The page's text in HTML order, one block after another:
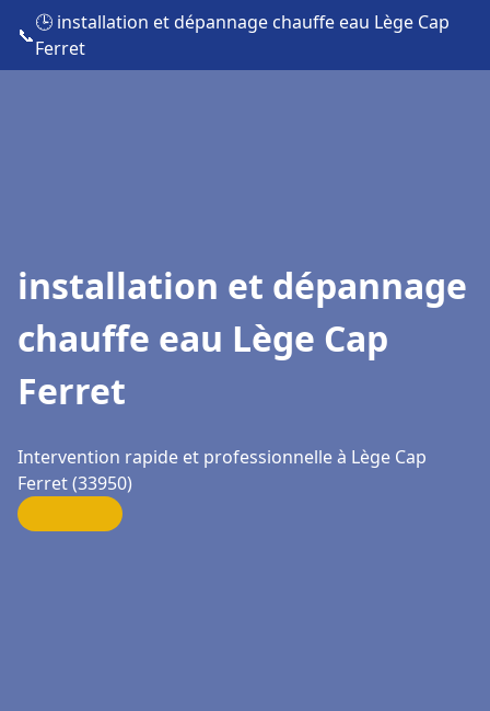
📞
🕒 installation et dépannage chauffe eau Lège Cap
Ferret
installation et dépannage
chauffe eau Lège Cap
Ferret
Intervention rapide et professionnelle à Lège Cap
Ferret (33950)